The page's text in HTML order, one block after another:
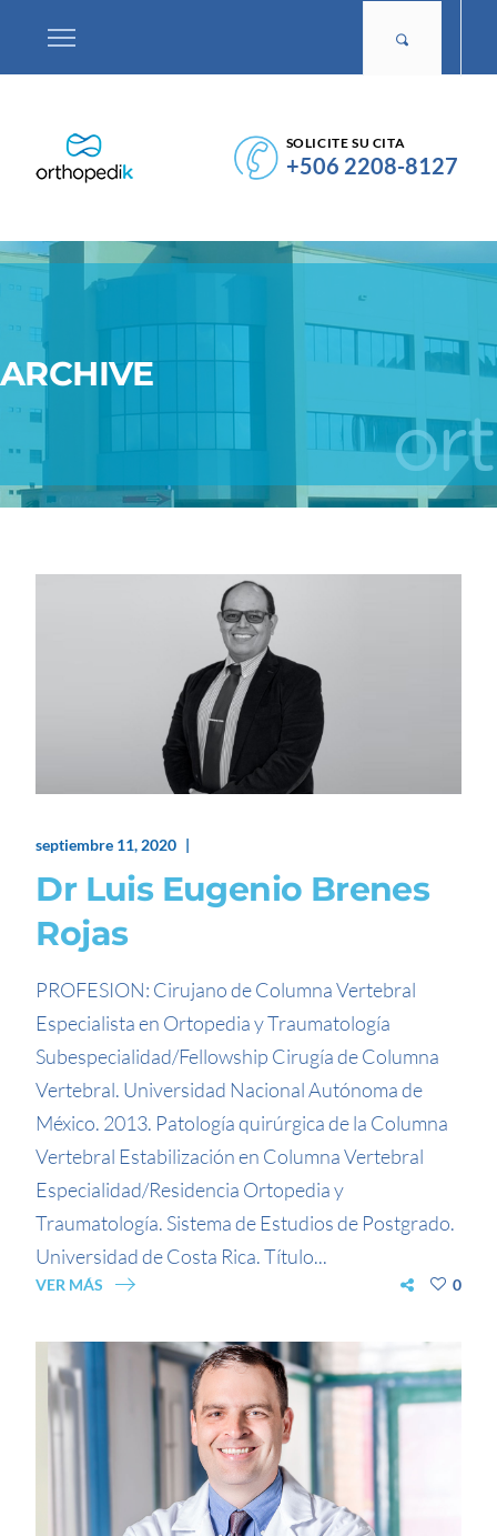
SOLICITE SU CITA
+506 2208-8127
ARCHIVE
septiembre 11, 2020
Dr Luis Eugenio Brenes
Rojas
PROFESION: Cirujano de Columna Vertebral
Especialista en Ortopedia y Traumatología
Subespecialidad/Fellowship Cirugía de Columna
Vertebral. Universidad Nacional Autónoma de
México. 2013. Patología quirúrgica de la Columna
Vertebral Estabilización en Columna Vertebral
Especialidad/Residencia Ortopedia y
Traumatología. Sistema de Estudios de Postgrado.
Universidad de Costa Rica. Título...
VER MÁS 0